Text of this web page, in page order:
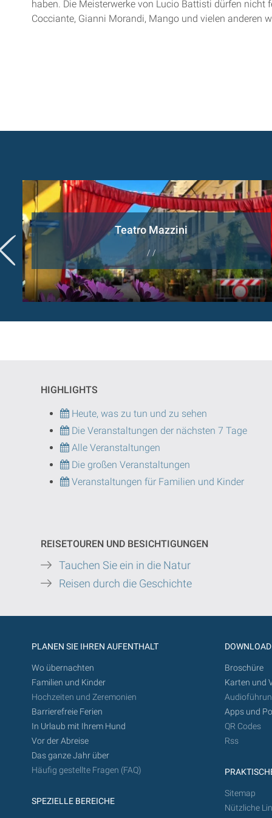
haben. Die Meisterwerke von Lucio Battisti dürfen nicht
Cocciante, Gianni Morandi, Mango und vielen anderen
Teatro Mazzini
/ /
HIGHLIGHTS
Heute, was zu tun und zu sehen
Die Veranstaltungen der nächsten 7 Tage
Alle Veranstaltungen
Die großen Veranstaltungen
Veranstaltungen für Familien und Kinder
REISETOUREN UND BESICHTIGUNGEN
Tauchen Sie ein in die Natur
Reisen durch die Geschichte
PLANEN SIE IHREN AUFENTHALT
Wo übernachten
Familien und Kinder
Hochzeiten und Zeremonien
Barrierefreie Ferien
In Urlaub mit Ihrem Hund
Vor der Abreise
Das ganze Jahr über
Häufig gestellte Fragen (FAQ)
SPEZIELLE BEREICHE
DOWNLOAD
Broschüre
Karten und
Apps und
QR Codes
Rss
Sitemap
Nützliche